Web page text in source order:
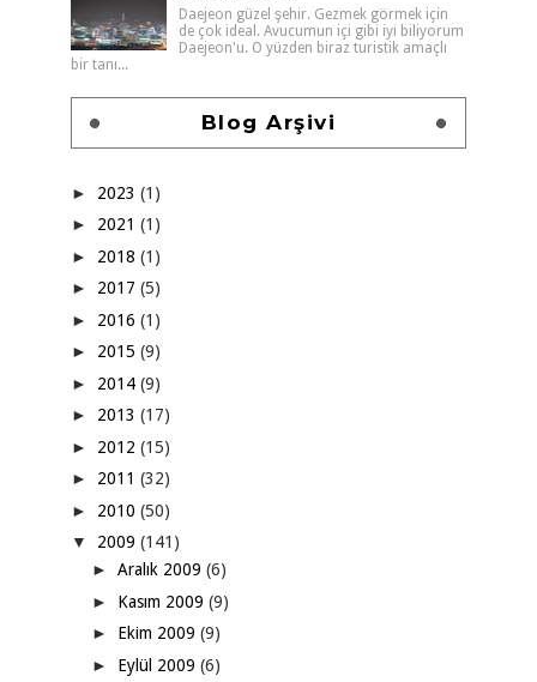
Daejeon güzel şehir. Gezmek görmek için
de çok ideal. Avucumun içi gibi iyi biliyorum
Daejeon'u. O yüzden biraz turistik amaçlı
bir tanı...
Blog Arşivi
► 2023 (1)
► 2021 (1)
► 2018 (1)
► 2017 (5)
► 2016 (1)
► 2015 (9)
► 2014 (9)
► 2013 (17)
► 2012 (15)
► 2011 (32)
► 2010 (50)
▼ 2009 (141)
► Aralık 2009 (6)
► Kasım 2009 (9)
► Ekim 2009 (9)
► Eylül 2009 (6)